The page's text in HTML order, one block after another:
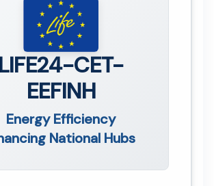
LIFE24-CET-
EEFINH
Energy Efficiency
National Hubs